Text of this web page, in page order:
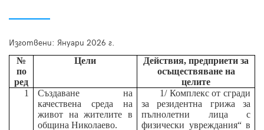
Изготвени: Януари 2026 г.
№
по
ред
Цели
Действия, предприети за
осъществяване на
целите
1
Създаване на
качествена среда на
живот на жителите в
община Николаево.
1/ Комплекс от сгради
за резидентна грижа за
пълнолетни лица с
физически увреждания“ в